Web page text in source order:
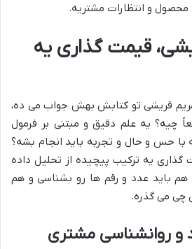
و انتظارات مشتریه.
قیمت گذاری یه
قریشی تو کتابش بهش جواب می ده،
چیه؟ یه علم دقیق و مبتنی بر فرمول
با حس و حال و تجربه باید انجام بشه؟
یه ترکیب پیچیده از تحلیل داده
باید عدد و رقم ها رو بشناسی و هم
چی می گذره.
و روانشناسی مشتری